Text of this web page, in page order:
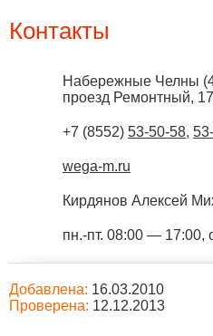
Контакты
Набережные Челны (
проезд Ремонтный,
+7 (8552) 53-50-58,
wega-m.ru
Кирдянов Алексей
пн.-пт. 08:00 —
Добавлена: 16.03.2010
Проверена: 12.12.2013